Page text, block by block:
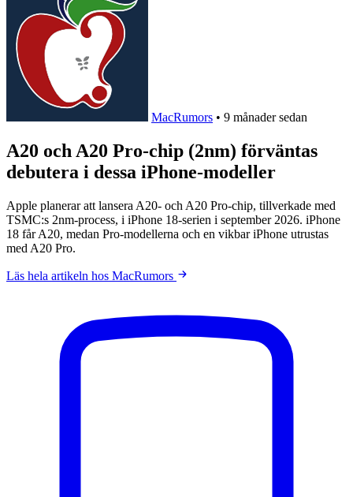
MacRumors • 9 månader sedan
A20 och A20 Pro-chip (2nm) förväntas
debutera i dessa iPhone-modeller
Apple planerar att lansera A20- och A20 Pro-chip, tillverkade med
TSMC:s 2nm-process, i iPhone 18-serien i september 2026. iPhone
18 får A20, medan Pro-modellerna och en vikbar iPhone utrustas
med A20 Pro.
Läs hela artikeln hos MacRumors